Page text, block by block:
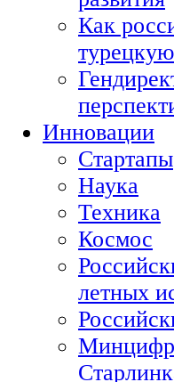
Как
Инновации
Стартапы
Наука
Техника
Космос
летных